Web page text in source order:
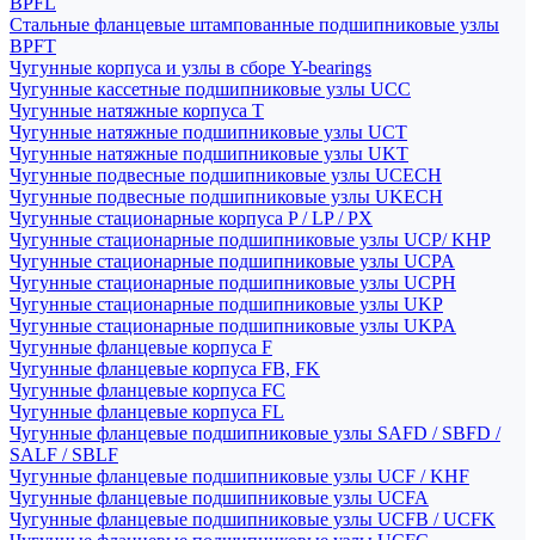
Стальные фланцевые штампованные подшипниковые узлы
BPFT
Чугунные корпуса и узлы в сборе Y-bearings
Чугунные кассетные подшипниковые узлы UCC
Чугунные натяжные корпуса T
Чугунные натяжные подшипниковые узлы UCT
Чугунные натяжные подшипниковые узлы UKT
Чугунные подвесные подшипниковые узлы UCECH
Чугунные подвесные подшипниковые узлы UKECH
Чугунные стационарные корпуса P / LP / PX
Чугунные стационарные подшипниковые узлы UCP/ KHP
Чугунные стационарные подшипниковые узлы UCPA
Чугунные стационарные подшипниковые узлы UCPH
Чугунные стационарные подшипниковые узлы UKP
Чугунные стационарные подшипниковые узлы UKPA
Чугунные фланцевые корпуса F
Чугунные фланцевые корпуса FB, FK
Чугунные фланцевые корпуса FC
Чугунные фланцевые корпуса FL
Чугунные фланцевые подшипниковые узлы SAFD / SBFD /
SALF / SBLF
Чугунные фланцевые подшипниковые узлы UCF / KHF
Чугунные фланцевые подшипниковые узлы UCFA
Чугунные фланцевые подшипниковые узлы UCFB / UCFK